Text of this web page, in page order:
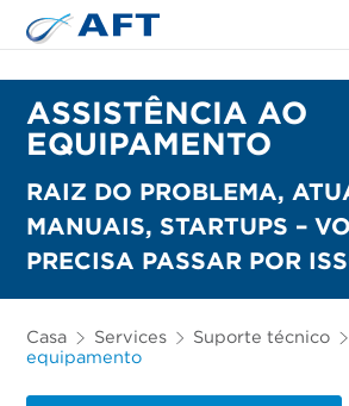
ASSISTÊNCIA AO
EQUIPAMENTO
RAIZ DO PROBLEMA,
MANUAIS, STARTUPS –
PRECISA PASSAR POR
Casa Services Suporte técnico
equipamento